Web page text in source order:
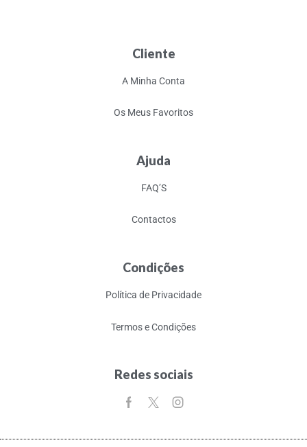
Cliente
A Minha Conta
Os Meus Favoritos
Ajuda
FAQ’S
Contactos
Condições
Política de Privacidade
Termos e Condições
Redes sociais